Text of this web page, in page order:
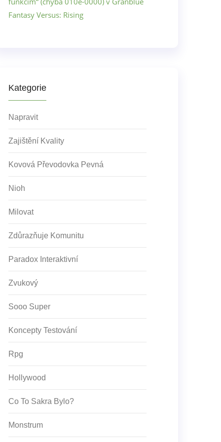
Fantasy Versus: Rising
Kategorie
Napravit
Zajištění Kvality
Kovová Převodovka Pevná
Nioh
Milovat
Zdůrazňuje Komunitu
Paradox Interaktivní
Zvukový
Sooo Super
Koncepty Testování
Rpg
Hollywood
Co To Sakra Bylo?
Monstrum